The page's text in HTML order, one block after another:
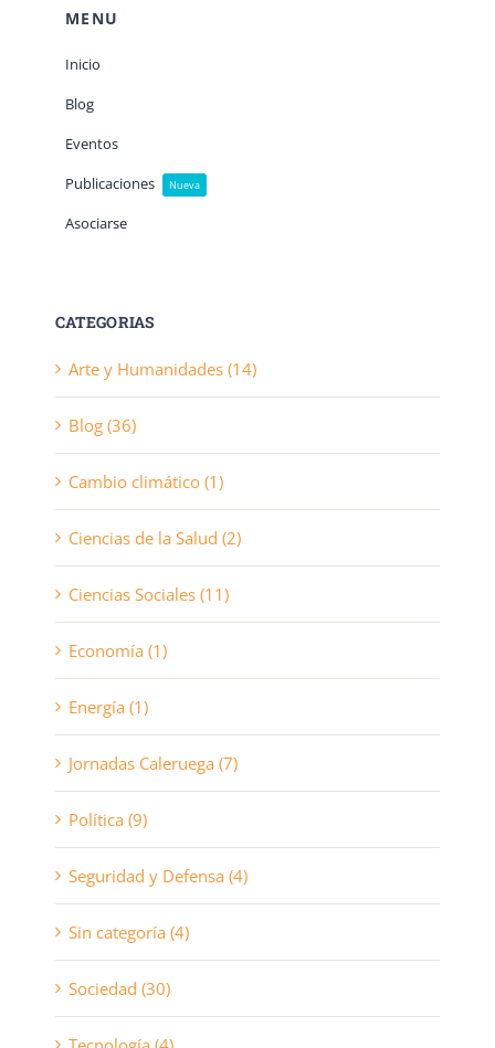
MENU
Inicio
Blog
Eventos
Publicaciones
Nueva
Asociarse
CATEGORIAS
Arte y Humanidades (14)
Blog (36)
Cambio climático (1)
Ciencias de la Salud (2)
Ciencias Sociales (11)
Economía (1)
Energía (1)
Jornadas Caleruega (7)
Política (9)
Seguridad y Defensa (4)
Sin categoría (4)
Sociedad (30)